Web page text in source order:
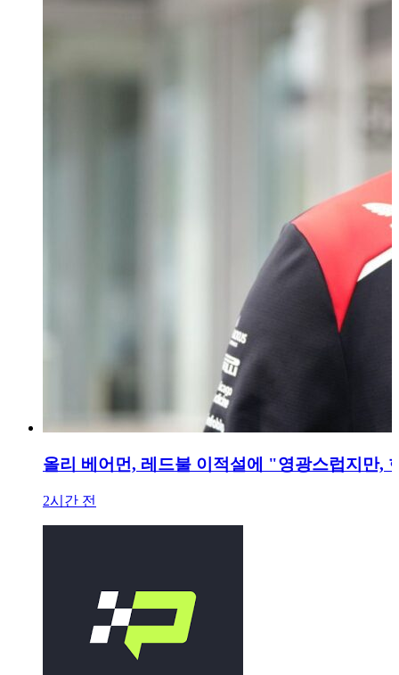
올리 베어먼, 레드불 이적설에 "영광스럽지만,
2시간 전